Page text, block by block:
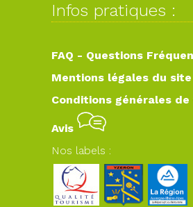
Infos pratiques :
FAQ - Questions
Mentions légales du site
Conditions générales de
Avis
Nos labels :